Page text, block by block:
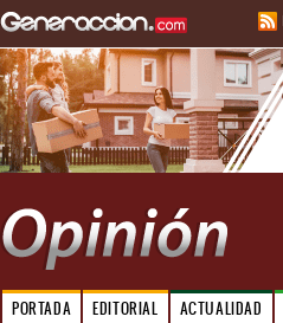
PORTADA EDITORIAL ACTUALIDAD